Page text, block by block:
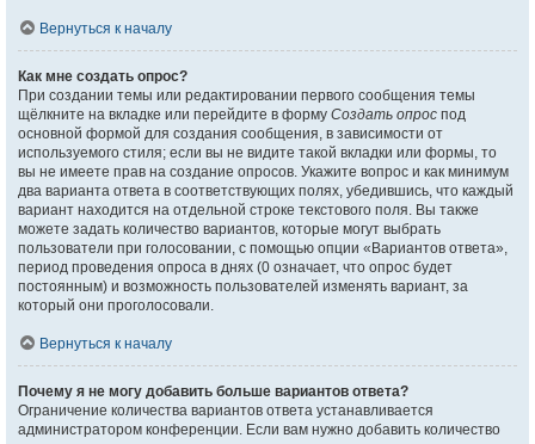
Вернуться к началу
Как мне создать опрос?
При создании темы или редактировании первого сообщения темы
щёлкните на вкладке или перейдите в форму Создать опрос под
основной формой для создания сообщения, в зависимости от
используемого стиля; если вы не видите такой вкладки или формы, то
вы не имеете прав на создание опросов. Укажите вопрос и как минимум
два варианта ответа в соответствующих полях, убедившись, что каждый
вариант находится на отдельной строке текстового поля. Вы также
можете задать количество вариантов, которые могут выбрать
пользователи при голосовании, с помощью опции «Вариантов ответа»,
период проведения опроса в днях (0 означает, что опрос будет
постоянным) и возможность пользователей изменять вариант, за
который они проголосовали.
Вернуться к началу
Почему я не могу добавить больше вариантов ответа?
Ограничение количества вариантов ответа устанавливается
администратором конференции. Если вам нужно добавить количество